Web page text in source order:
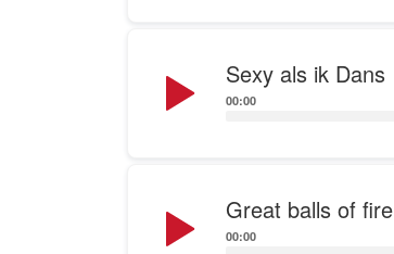
Sexy als ik Dans
Player
00:00
Great balls of fire
Player
00:00